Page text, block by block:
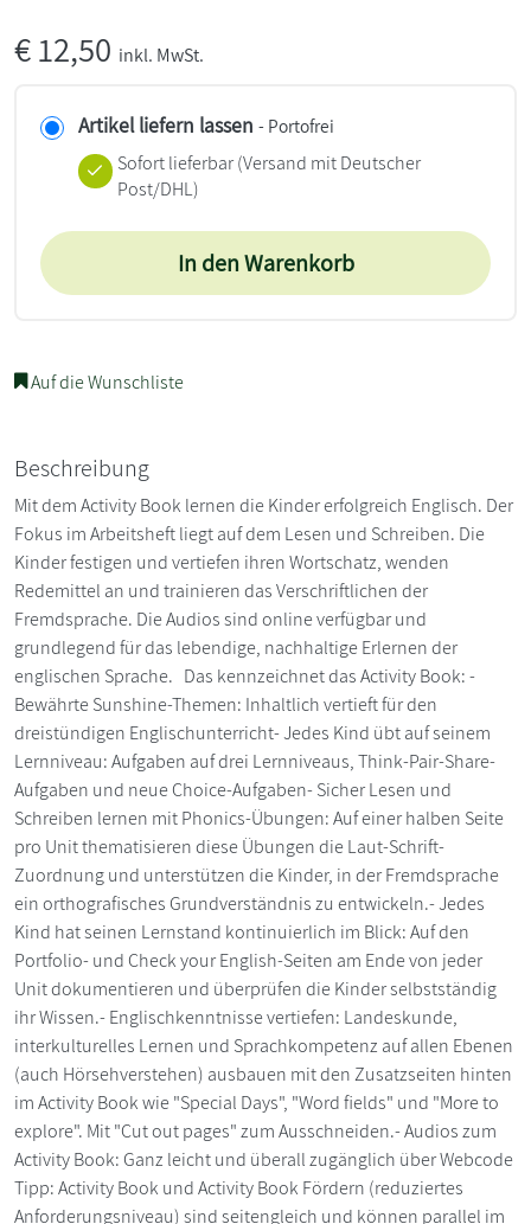
€12,50 inkl. MwSt.
Artikel liefern lassen - Portofrei
Sofort lieferbar(Versand mit Deutscher
Post/DHL)
In den Warenkorb
Auf die Wunschliste
Beschreibung
Mit dem Activity Book lernen die Kinder erfolgreich Englisch. Der
Fokus im Arbeitsheft liegt auf dem Lesen und Schreiben. Die
Kinder festigen und vertiefen ihren Wortschatz, wenden
Redemittel an und trainieren das Verschriftlichen der
Fremdsprache. Die Audios sind online verfügbar und
grundlegend für das lebendige, nachhaltige Erlernen der
englischen Sprache. Das kennzeichnet das Activity Book: -
Bewährte Sunshine-Themen: Inhaltlich vertieft für den
dreistündigen Englischunterricht- Jedes Kind übt auf seinem
Lernniveau: Aufgaben auf drei Lernniveaus, Think-Pair-Share-
Aufgaben und neue Choice-Aufgaben- Sicher Lesen und
Schreiben lernen mit Phonics-Übungen: Auf einer halben Seite
pro Unit thematisieren diese Übungen die Laut-Schrift-
Zuordnung und unterstützen die Kinder, in der Fremdsprache
ein orthografisches Grundverständnis zu entwickeln.- Jedes
Kind hat seinen Lernstand kontinuierlich im Blick: Auf den
Portfolio- und Check your English-Seiten am Ende von jeder
Unit dokumentieren und überprüfen die Kinder selbstständig
ihr Wissen.- Englischkenntnisse vertiefen: Landeskunde,
interkulturelles Lernen und Sprachkompetenz auf allen Ebenen
(auch Hörsehverstehen) ausbauen mit den Zusatzseiten hinten
im Activity Book wie "Special Days", "Word fields" und "More to
explore". Mit "Cut out pages" zum Ausschneiden.- Audios zum
Activity Book: Ganz leicht und überall zugänglich über Webcode
Tipp: Activity Book und Activity Book Fördern (reduziertes
Anforderungsniveau) sind seitengleich und können parallel im